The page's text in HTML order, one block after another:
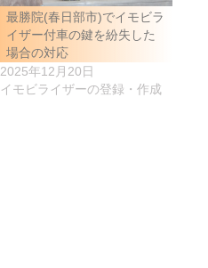
最勝院(春日部市)でイモビラ
イザー付車の鍵を紛失した
場合の対応
2025年12月20日
イモビライザーの登録・作成